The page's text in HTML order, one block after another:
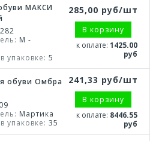
МАКСИ
М -
упаковке: 5
285,00 руб/шт
В корзину
к оплате: 1425.00
руб
обуви Омбра
Мартика
упаковке: 35
241,33 руб/шт
В корзину
к оплате: 8446.55
руб